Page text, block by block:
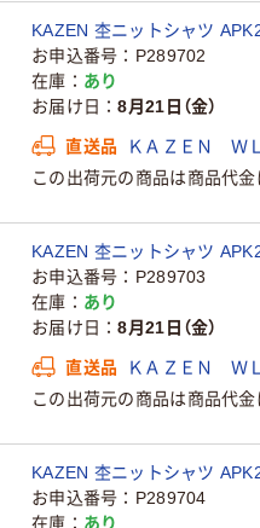
KAZEN 杢ニットシャツ
お申込番号
P289702
在庫
あり
お届け日
8月21日（金）
直送品
ＫＡＺＥＮ Ｗ
この出荷元の商品は商品代金
KAZEN 杢ニットシャツ
お申込番号
P289703
在庫
あり
お届け日
8月21日（金）
直送品
ＫＡＺＥＮ Ｗ
この出荷元の商品は商品代金
KAZEN 杢ニットシャツ
お申込番号
P289704
在庫
あり